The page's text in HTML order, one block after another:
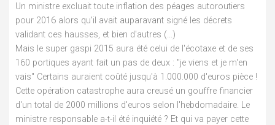
Un ministre excluait toute inflation des péages autoroutiers
pour 2016 alors qu'il avait auparavant signé les décrets
validant ces hausses, et bien d'autres (...)
Mais le super gaspi 2015 aura été celui de l'écotaxe et de ses
160 portiques ayant fait un pas de deux : "je viens et je m'en
vais" Certains auraient coûté jusqu'à 1.000.000 d'euros pièce !
Cette opération catastrophe aura creusé un gouffre financier
d'un total de 2000 millions d'euros selon l'hebdomadaire. Le
ministre responsable a-t-il été inquiété ? Et qui va payer cette